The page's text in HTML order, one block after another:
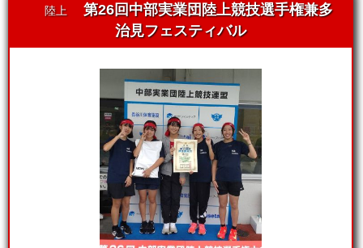
陸上
第26回中部実業団陸上競技選手権兼多
治見フェスティバル